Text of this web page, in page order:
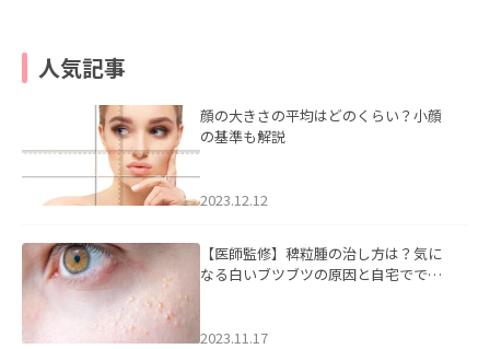
人気記事
顔の大きさの平均はどのくらい？小顔
の基準も解説
2023.12.12
【医師監修】稗粒腫の治し方は？気に
なる白いブツブツの原因と自宅ででき
2023.11.17